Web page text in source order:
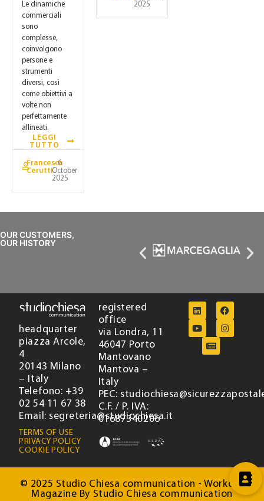
Le dinamiche
commerciali
sono
complesse,
coinvolgono
persone e
strumenti
diversi, così
come obiettivi a
volte non
perfettamente
allineati.
LEGGI
TUTTO
Francesca
Cerutti
- 6
October
2025
2025
OUR CUSTOMERS,
OUR HISTORY
headquarter
piazza Arcole,
4
20143 Milano
– Italy
Telefono: +39
02 54 11 67 38
Email: segreteria@studiochiesa.it
TERMS OF USE
PRIVACY POLICY
COOKIE POLICY
registered
office
via Londra, 11
46047 Porto
Mantovano
Mantova –
Italy
PEC:
C.F. / P. IVA:
01687340206
© 2025 Studio Chiesa communication - Workout
Magazine By Studio Chiesa communication